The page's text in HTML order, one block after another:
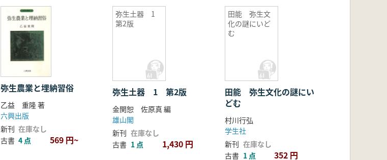
弥生農業と埋納習俗
乙益 重隆 著
六興出版
新刊 在庫なし
古書 4 点 569 円~
弥生土器 1
第2版
弥生土器 1 第2版
金関恕 佐原真 編
雄山閣
新刊 在庫なし
古書 1 点 1,430 円
田能 弥生文
化の謎にいど
む
田能 弥生文化の謎にい
どむ
村川行弘
学生社
新刊 在庫なし
古書 1 点 352 円